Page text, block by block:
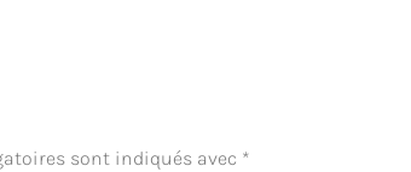
sont indiqués avec *